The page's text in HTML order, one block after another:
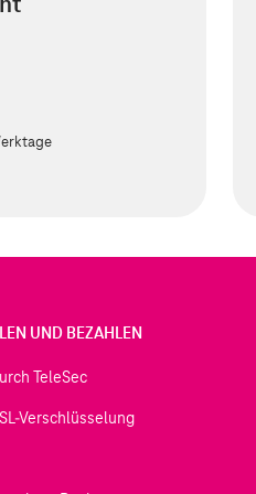
UND BEZAHLEN
TeleSec
Verschlüsselung